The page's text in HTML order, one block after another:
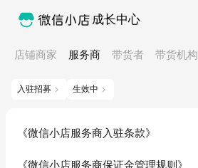
成长中心
店铺商家 服务商 带货者 带货机构
入驻招募 生效中
《微信小店服务商入驻条款》
《微信小店服务商保证金管理规则》